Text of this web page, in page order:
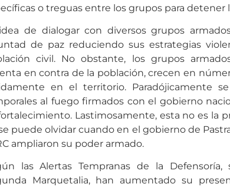
o treguas entre los grupos para detener
de dialogar con diversos grupos
de paz reduciendo sus estrategias
civil. No obstante, los grupos
en contra de la población, crecen en
en el territorio. Paradójicamente
al fuego firmados con el gobierno
Lastimosamente, esta no es la
puede olvidar cuando en el gobierno de
ampliaron su poder armado.
las Alertas Tempranas de la
Marquetalia, han aumentado su